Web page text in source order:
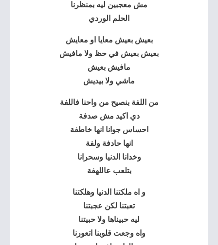
مش معجبين ليه بمنظرنا
الحلم الوردي
بعيش بعيش معايا او معايش
بعيش بعيش في حظ ولا مافيش
مافيش بعيش
ماشي ولا بيديش
من اللفة بنصيح من واحنا فاللفة
دي اكيد مش صدفة
احساس جوانا انها خاطفة
انها حادفة ولفة
وخدانا الدنيا وسحرانا
بتلعب عاللهفة
و اه ملكتنا الدنيا وهلكتنا
تعبتنا لكن عجبتنا
ليه حبيناها ولا حبيتنا
واه وجعت قلوبنا اتعورنا